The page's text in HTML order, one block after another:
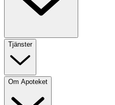
Tjänster
Om Apoteket